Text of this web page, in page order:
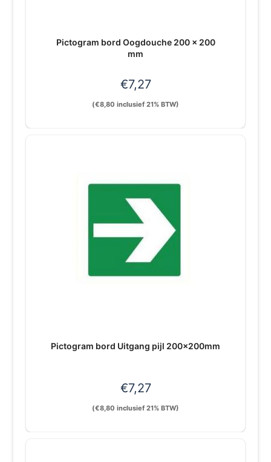
Pictogram bord Oogdouche 200 x 200
mm
€7,27
(€8,80 inclusief 21% BTW)
Pictogram bord Uitgang pijl 200x200mm
€7,27
(€8,80 inclusief 21% BTW)